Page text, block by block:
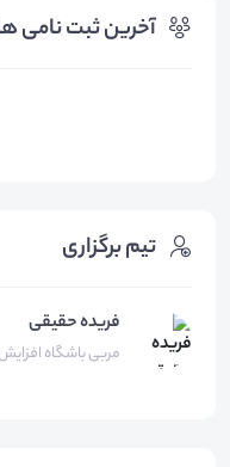
آخرین ثبت نامی
تیم برگزاری
فریده حقیقی
مربی باشگاه